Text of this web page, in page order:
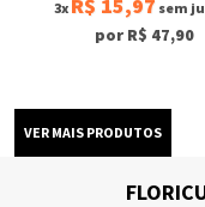
3x sem
por R$ 47,90